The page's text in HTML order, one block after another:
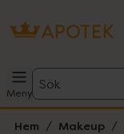
Meny
Sök
Hem Makeup